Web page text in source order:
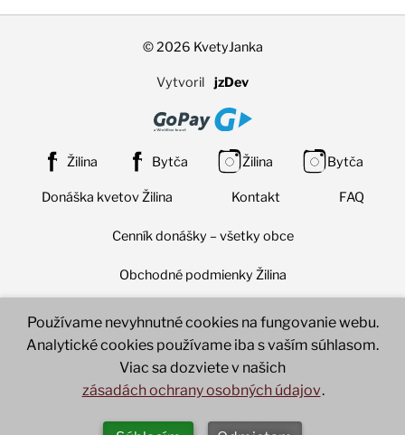
Nastavenia súborov cookie
Používame nevyhnutné cookies na fungovanie webu.
Analytické cookies používame iba s vaším súhlasom.
Viac sa dozviete v našich
zásadách ochrany osobných údajov.
© 2026 KvetyJanka
Vytvoril jzDev
Žilina Bytča Žilina Bytča
Donáška kvetov Žilina Kontakt FAQ
Cenník donášky – všetky obce
Obchodné podmienky Žilina
Obchodné podmienky Bytča
Ochrana osobných údajov (GDPR)
Reklamačný poriadok Doručenie a platba
Odstúpenie od zmluvy Zmeniť nastavenia cookies